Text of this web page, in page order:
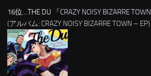
16位…THE DU 「CRAZY NOISY BIZARRE TOWN
(アルバム: CRAZY NOISY BIZARRE TOWN – EP)